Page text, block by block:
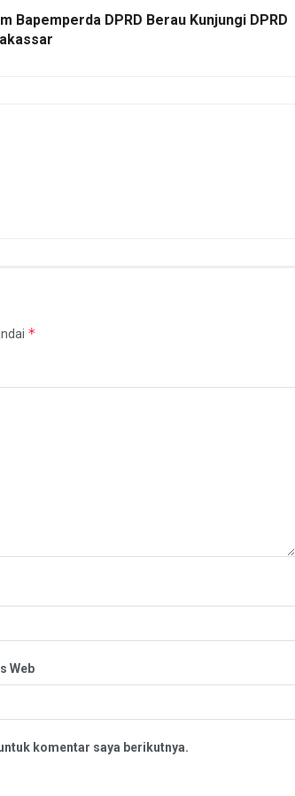
Bapemperda DPRD Berau Kunjungi DPRD
*
Web
komentar saya berikutnya.